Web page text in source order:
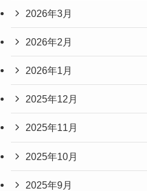
2026年3月
2026年2月
2026年1月
2025年12月
2025年11月
2025年10月
2025年9月